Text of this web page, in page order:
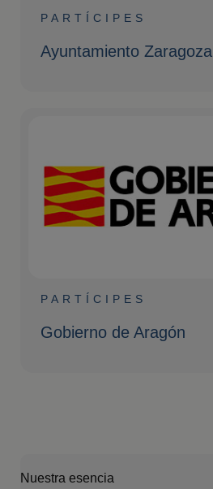
PARTÍCIPES
Ayuntamiento Zaragoza
PARTÍCIPES
Gobierno de Aragón
Nuestra esencia